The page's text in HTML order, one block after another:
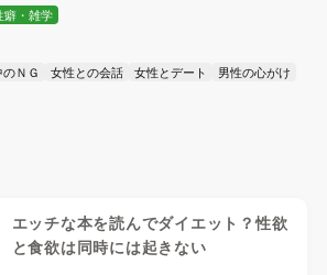
癖・雑学
ＮＧ 女性との会話 女性とデート
男性の心がけ
エッチな本を読んでダイエット？性欲
と食欲は同時には起きない